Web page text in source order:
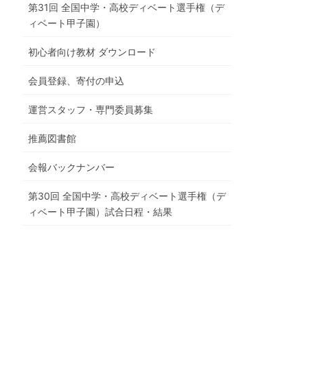
第31回 全国中学・高校ディベート選手権（デ
ィベート甲子園）
初心者向け教材 ダウンロード
会員登録、寄付の申込
運営スタッフ・専門委員募集
推薦図書館
会報バックナンバー
第30回 全国中学・高校ディベート選手権（デ
ィベート甲子園）試合日程・結果